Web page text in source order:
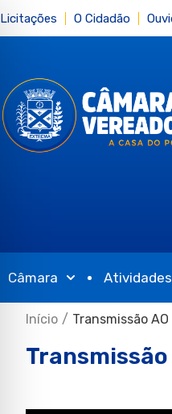
Licitações O Cidadão
Câmara
Início / Transmissão
Transmissão